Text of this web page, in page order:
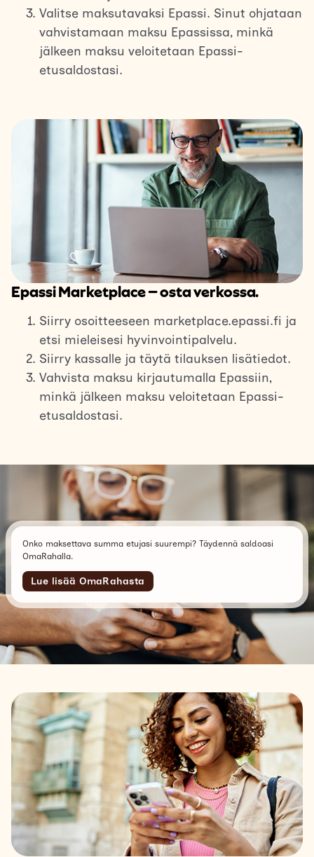
Valitse maksutavaksi Epassi. Sinut ohjataan
vahvistamaan maksu Epassissa, minkä
jälkeen maksu veloitetaan Epassi-
etusaldostasi.
Epassi Marketplace – osta verkossa.
Siirry osoitteeseen marketplace.epassi.fi ja
etsi mieleisesi hyvinvointipalvelu.
Siirry kassalle ja täytä tilauksen lisätiedot.
Vahvista maksu kirjautumalla Epassiin,
minkä jälkeen maksu veloitetaan Epassi-
etusaldostasi.
Onko maksettava summa etujasi suurempi? Täydennä saldoasi
OmaRahalla.
Lue lisää OmaRahasta